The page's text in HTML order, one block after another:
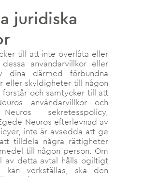
juridiska
till att inte överlåta eller
användarvillkor eller
dina därmed förbundna
eller skyldigheter till någon
förstår och samtycker till att
användarvillkor och
sekretesspolicy,
Neuros efterlevnad av
inte är avsedda att ge
tilldela några rättigheter
till någon person. Om
av detta avtal hålls ogiltigt
kan verkställas, ska den